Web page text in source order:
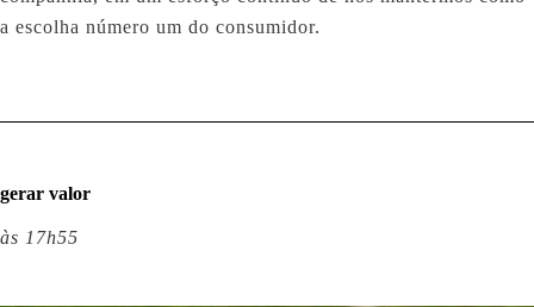
a escolha número um do consumidor.
gerar valor
às 17h55